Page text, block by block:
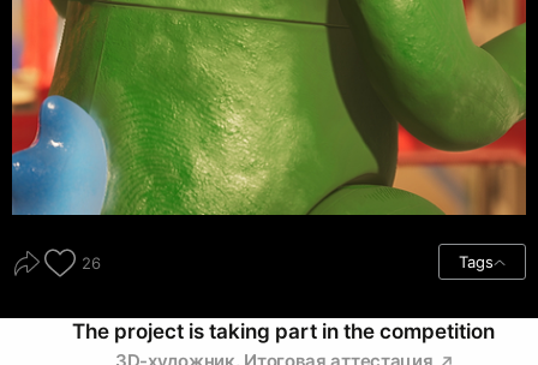
26 Tags
The project is taking part in the competition